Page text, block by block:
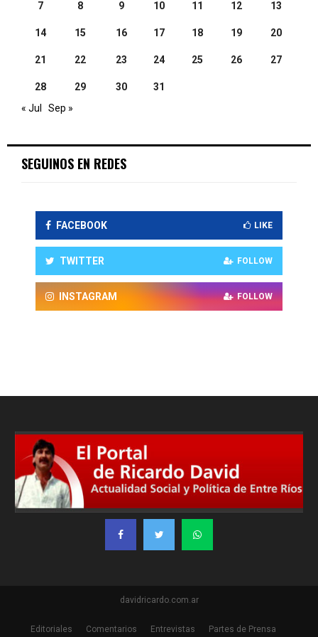
7 8 9 10 11 12 13
14 15 16 17 18 19 20
21 22 23 24 25 26 27
28 29 30
31
« Jul
Sep »
SEGUINOS EN REDES
FACEBOOK LIKE
TWITTER FOLLOW
INSTAGRAM FOLLOW
davidricardo.com.ar
Editoriales Comentarios Entrevistas Partes de Prensa